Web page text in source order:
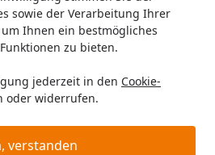
sowie der Verarbeitung Ihrer
Ihnen ein bestmögliches
zu bieten.
jederzeit in den Cookie-
oder widerrufen.
verstanden